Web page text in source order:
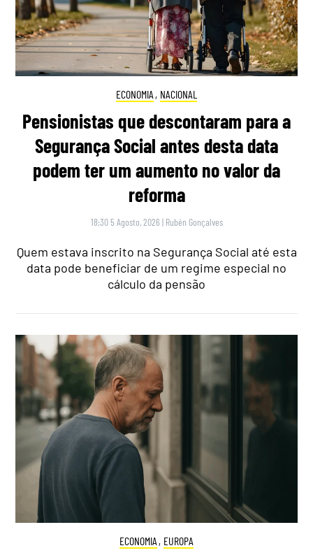
ECONOMIA , NACIONAL
Pensionistas que descontaram para a
Segurança Social antes desta data
podem ter um aumento no valor da
reforma
18:30 5 Agosto, 2026 | Rubén Gonçalves
Quem estava inscrito na Segurança Social até esta
data pode beneficiar de um regime especial no
cálculo da pensão
ECONOMIA , EUROPA